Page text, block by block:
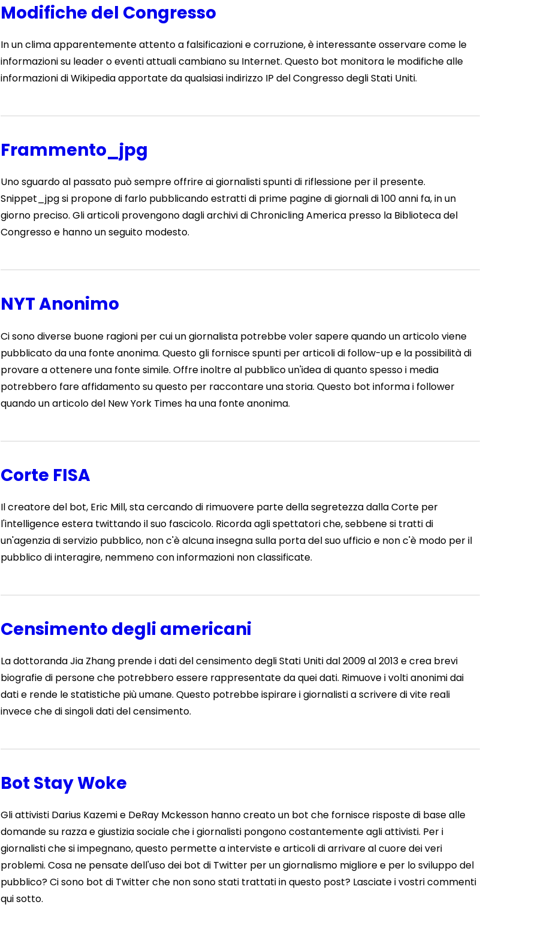
Modifiche del Congresso
In un clima apparentemente attento a falsificazioni e corruzione, è interessante osservare come le
informazioni su leader o eventi attuali cambiano su Internet. Questo bot monitora le modifiche alle
informazioni di Wikipedia apportate da qualsiasi indirizzo IP del Congresso degli Stati Uniti.
Frammento_jpg
Uno sguardo al passato può sempre offrire ai giornalisti spunti di riflessione per il presente.
Snippet_jpg si propone di farlo pubblicando estratti di prime pagine di giornali di 100 anni fa, in un
giorno preciso. Gli articoli provengono dagli archivi di Chronicling America presso la Biblioteca del
Congresso e hanno un seguito modesto.
NYT Anonimo
Ci sono diverse buone ragioni per cui un giornalista potrebbe voler sapere quando un articolo viene
pubblicato da una fonte anonima. Questo gli fornisce spunti per articoli di follow-up e la possibilità di
provare a ottenere una fonte simile. Offre inoltre al pubblico un'idea di quanto spesso i media
potrebbero fare affidamento su questo per raccontare una storia. Questo bot informa i follower
quando un articolo del New York Times ha una fonte anonima.
Corte FISA
Il creatore del bot, Eric Mill, sta cercando di rimuovere parte della segretezza dalla Corte per
l'intelligence estera twittando il suo fascicolo. Ricorda agli spettatori che, sebbene si tratti di
un'agenzia di servizio pubblico, non c'è alcuna insegna sulla porta del suo ufficio e non c'è modo per il
pubblico di interagire, nemmeno con informazioni non classificate.
Censimento degli americani
La dottoranda Jia Zhang prende i dati del censimento degli Stati Uniti dal 2009 al 2013 e crea brevi
biografie di persone che potrebbero essere rappresentate da quei dati. Rimuove i volti anonimi dai
dati e rende le statistiche più umane. Questo potrebbe ispirare i giornalisti a scrivere di vite reali
invece che di singoli dati del censimento.
Bot Stay Woke
Gli attivisti Darius Kazemi e DeRay Mckesson hanno creato un bot che fornisce risposte di base alle
domande su razza e giustizia sociale che i giornalisti pongono costantemente agli attivisti. Per i
giornalisti che si impegnano, questo permette a interviste e articoli di arrivare al cuore dei veri
problemi. Cosa ne pensate dell'uso dei bot di Twitter per un giornalismo migliore e per lo sviluppo del
pubblico? Ci sono bot di Twitter che non sono stati trattati in questo post? Lasciate i vostri commenti
qui sotto.